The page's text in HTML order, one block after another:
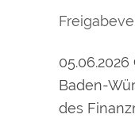
Baden-
des